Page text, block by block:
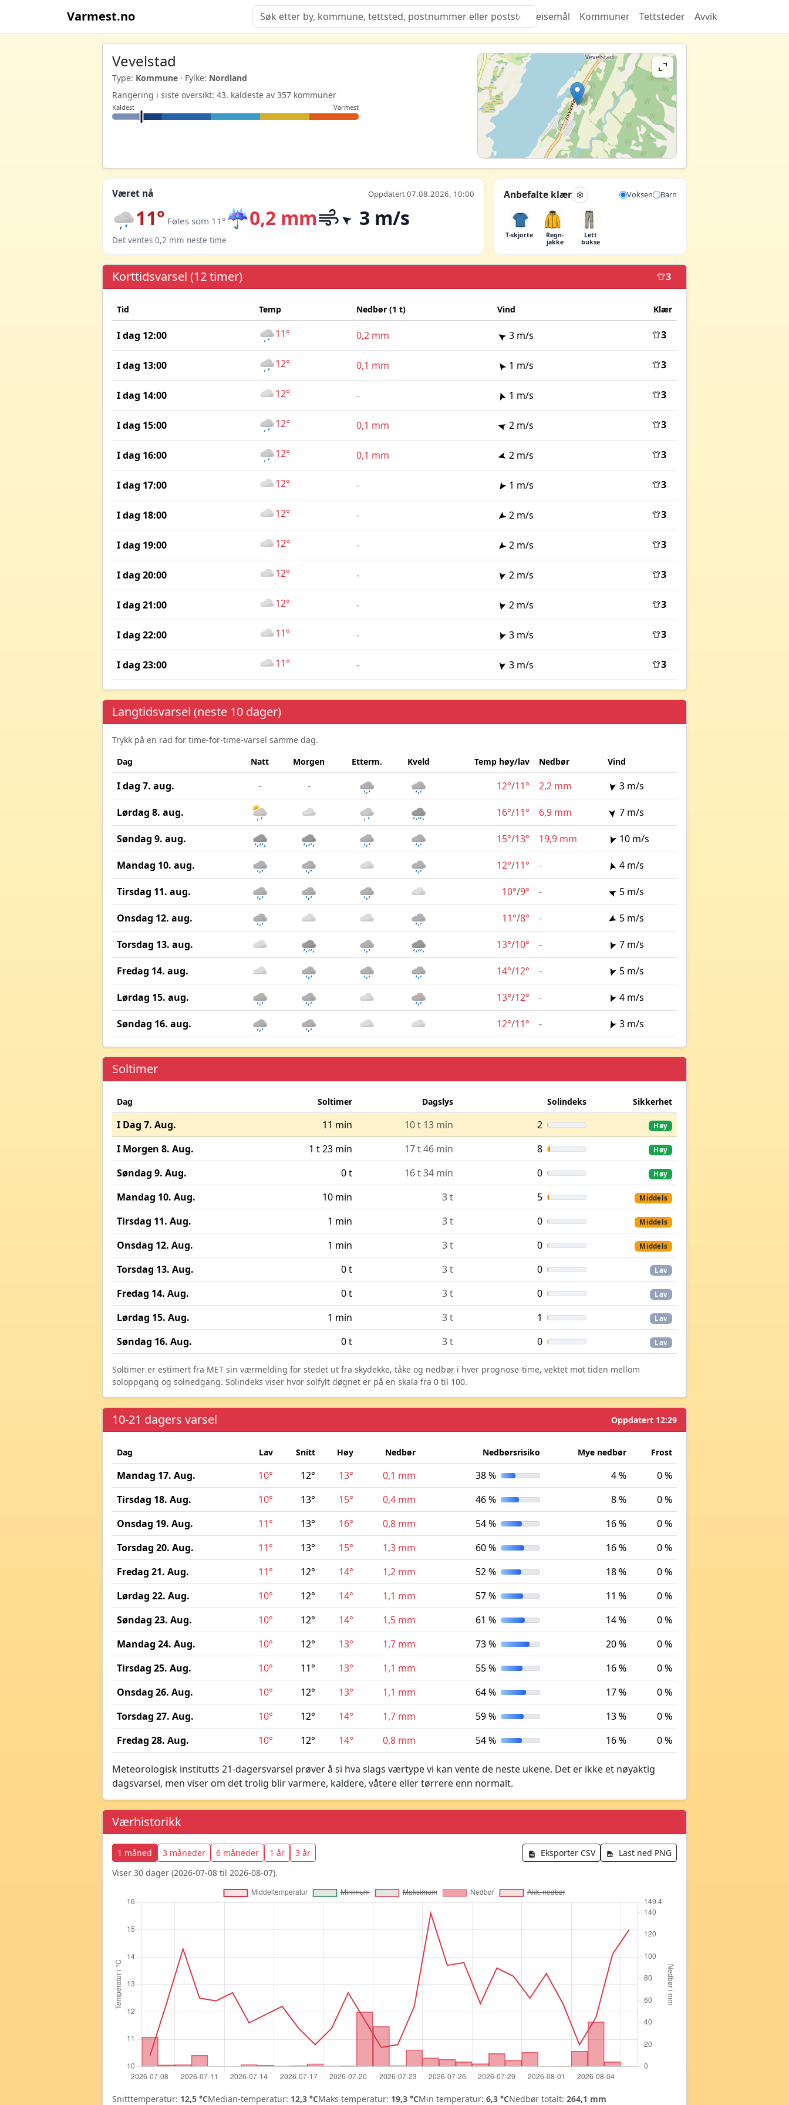
Varmest.no Quiz Reisemål Kommuner Tettsteder Avvik
Vevelstad
Type: Kommune · Fylke: Nordland
Rangering i siste oversikt: 43. kaldeste av 357 kommuner
Kaldest Varmest
Været nå Oppdatert 07.08.2026, 10:00
11° Føles som 11° ☔0,2 mm 3 m/s
Det ventes 0,2 mm neste time
Anbefalte klær Voksen Barn
T-skjorte
Regn­
jakke
Lett
bukse
Korttidsvarsel (12 timer) 3
Tid Temp Nedbør (1 t) Vind Klær
I dag 12:00 11° 0,2 mm 3 m/s 3
I dag 13:00 12° 0,1 mm 1 m/s 3
I dag 14:00 12° - 1 m/s 3
I dag 15:00 12° 0,1 mm 2 m/s 3
I dag 16:00 12° 0,1 mm 2 m/s 3
I dag 17:00 12° - 1 m/s 3
I dag 18:00 12° - 2 m/s 3
I dag 19:00 12° - 2 m/s 3
I dag 20:00 12° - 2 m/s 3
I dag 21:00 12° - 2 m/s 3
I dag 22:00 11° - 3 m/s 3
I dag 23:00 11° - 3 m/s 3
Langtidsvarsel (neste 10 dager)
Trykk på en rad for time-for-time-varsel samme dag.
Dag
Natt Morgen Etterm. Kveld Temp høy/lav Nedbør Vind
I dag 7. aug. - - 12°/11° 2,2 mm 3 m/s
Lørdag 8. aug. 16°/11° 6,9 mm 7 m/s
Søndag 9. aug. 15°/13° 19,9 mm 10 m/s
Mandag 10. aug. 12°/11° - 4 m/s
Tirsdag 11. aug. 10°/9° - 5 m/s
Onsdag 12. aug. 11°/8° - 5 m/s
Torsdag 13. aug. 13°/10° - 7 m/s
Fredag 14. aug. 14°/12° - 5 m/s
Lørdag 15. aug. 13°/12° - 4 m/s
Søndag 16. aug. 12°/11° - 3 m/s
Soltimer
Dag Soltimer Dagslys Solindeks Sikkerhet
I Dag 7. Aug. 11 min 10 t 13 min 2 Høy
I Morgen 8. Aug. 1 t 23 min 17 t 46 min 8 Høy
Søndag 9. Aug. 0 t 16 t 34 min 0 Høy
Mandag 10. Aug. 10 min 3 t 5 Middels
Tirsdag 11. Aug. 1 min 3 t 0 Middels
Onsdag 12. Aug. 1 min 3 t 0 Middels
Torsdag 13. Aug. 0 t 3 t 0 Lav
Fredag 14. Aug. 0 t 3 t 0 Lav
Lørdag 15. Aug. 1 min 3 t 1 Lav
Søndag 16. Aug. 0 t 3 t 0 Lav
Soltimer er estimert fra MET sin værmelding for stedet ut fra skydekke, tåke og nedbør i hver prognose-time, vektet mot tiden mellom
soloppgang og solnedgang. Solindeks viser hvor solfylt døgnet er på en skala fra 0 til 100.
10-21 dagers varsel Oppdatert 12:29
Dag Lav Snitt Høy Nedbør Nedbørsrisiko Mye nedbør Frost
Mandag 17. Aug. 10° 12° 13° 0,1 mm 38 % 4 %
0 %
Tirsdag 18. Aug.
10° 13° 15° 0,4 mm 46 % 8 %
0 %
Onsdag 19. Aug.
11° 13° 16° 0,8 mm 54 % 16 %
0 %
Torsdag 20. Aug.
11° 13° 15° 1,3 mm 60 % 16 %
0 %
Fredag 21. Aug.
11° 12° 14° 1,2 mm 52 % 18 %
0 %
Lørdag 22. Aug.
10° 12° 14° 1,1 mm 57 % 11 %
0 %
Søndag 23. Aug.
10° 12° 14° 1,5 mm 61 % 14 %
0 %
Mandag 24. Aug.
10° 12° 13° 1,7 mm 73 % 20 %
0 %
Tirsdag 25. Aug.
10° 11° 13° 1,1 mm 55 % 16 %
0 %
Onsdag 26. Aug.
10° 12° 13° 1,1 mm 64 % 17 %
0 %
Torsdag 27. Aug.
10° 12° 14° 1,7 mm 59 % 13 %
0 %
Fredag 28. Aug.
10° 12° 14° 0,8 mm 54 % 16 % 0 %
Meteorologisk institutts 21-dagersvarsel prøver å si hva slags værtype vi kan vente de neste ukene. Det er ikke et nøyaktig
dagsvarsel, men viser om det trolig blir varmere, kaldere, våtere eller tørrere enn normalt.
Værhistorikk
1 måned 3 måneder 6 måneder 1 år 3 år Eksporter CSV
Last ned PNG
Viser 30 dager (2026-07-08 til 2026-08-07).
Snitttemperatur: 12,5 °CMedian-temperatur: 12,3 °CMaks temperatur: 19,3 °CMin temperatur: 6,3 °CNedbør totalt: 264,1 mm